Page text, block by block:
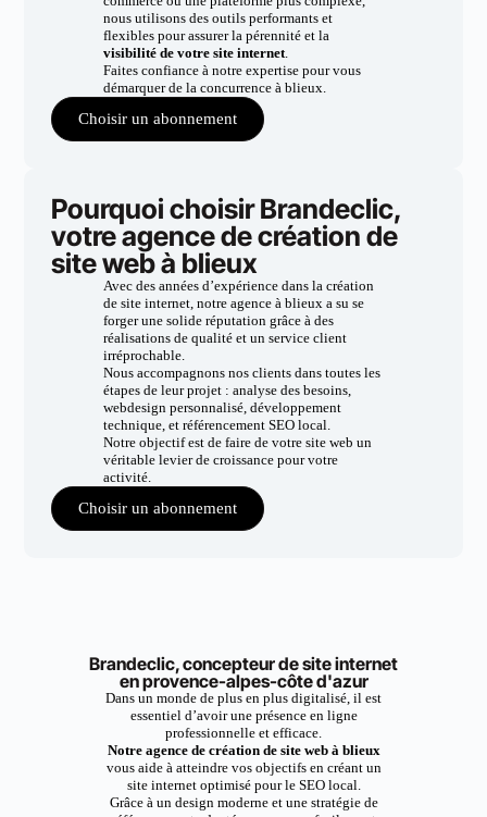
nous utilisons des outils performants et
flexibles pour assurer la pérennité et la
visibilité de votre site internet.
Faites confiance à notre expertise pour vous
démarquer de la concurrence à blieux.
Choisir un abonnement
Pourquoi choisir Brandeclic,
votre agence de création de
site web à blieux
Avec des années d’expérience dans la création
de site internet, notre agence à blieux a su se
forger une solide réputation grâce à des
réalisations de qualité et un service client
irréprochable.
Nous accompagnons nos clients dans toutes les
étapes de leur projet : analyse des besoins,
webdesign personnalisé, développement
technique, et référencement SEO local.
Notre objectif est de faire de votre site web un
véritable levier de croissance pour votre
activité.
Choisir un abonnement
Brandeclic, concepteur de site internet
en provence-alpes-côte d'azur
Dans un monde de plus en plus digitalisé, il est
essentiel d’avoir une présence en ligne
professionnelle et efficace.
Notre agence de création de site web à blieux
vous aide à atteindre vos objectifs en créant un
site internet optimisé pour le SEO local.
Grâce à un design moderne et une stratégie de